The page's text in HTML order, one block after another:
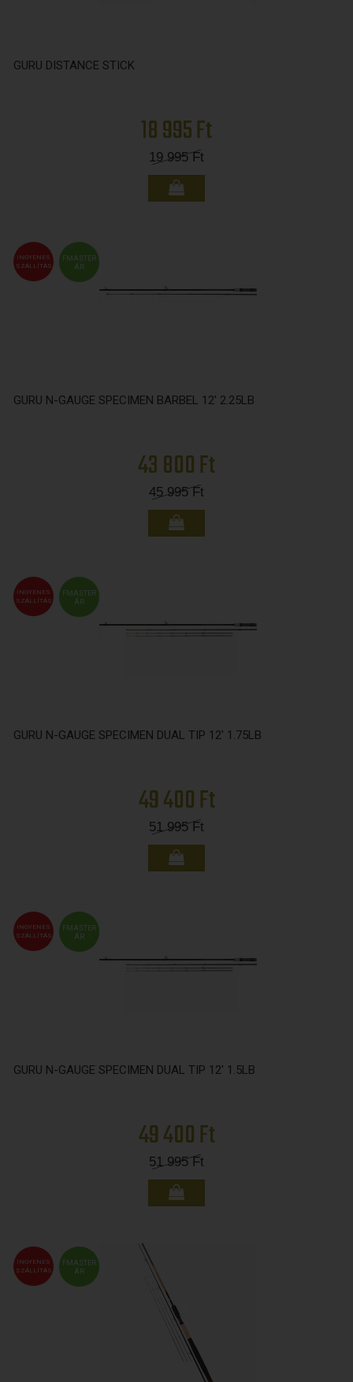
GURU DISTANCE STICK
18 995 Ft
19 995Ft
FMASTER
ÁR
INGYENES
SZÁLLÍTÁS
GURU N-GAUGE SPECIMEN BARBEL 12' 2.25LB
43 800 Ft
45 995Ft
FMASTER
ÁR
INGYENES
SZÁLLÍTÁS
GURU N-GAUGE SPECIMEN DUAL TIP 12' 1.75LB
49 400 Ft
51 995Ft
FMASTER
ÁR
INGYENES
SZÁLLÍTÁS
GURU N-GAUGE SPECIMEN DUAL TIP 12' 1.5LB
49 400 Ft
51 995Ft
FMASTER
ÁR
INGYENES
SZÁLLÍTÁS